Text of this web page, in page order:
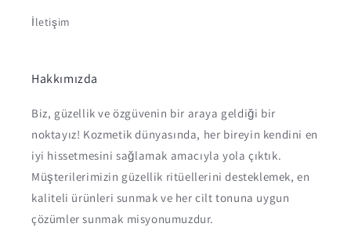
İletişim
Hakkımızda
Biz, güzellik ve özgüvenin bir araya geldiği bir
noktayız! Kozmetik dünyasında, her bireyin kendini en
iyi hissetmesini sağlamak amacıyla yola çıktık.
Müşterilerimizin güzellik ritüellerini desteklemek, en
kaliteli ürünleri sunmak ve her cilt tonuna uygun
çözümler sunmak misyonumuzdur.